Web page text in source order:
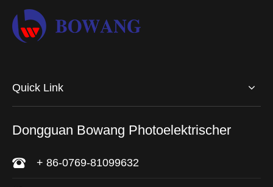
Quick Link
Dongguan Bowang Photoelektrischer
+ 86-0769-81099632